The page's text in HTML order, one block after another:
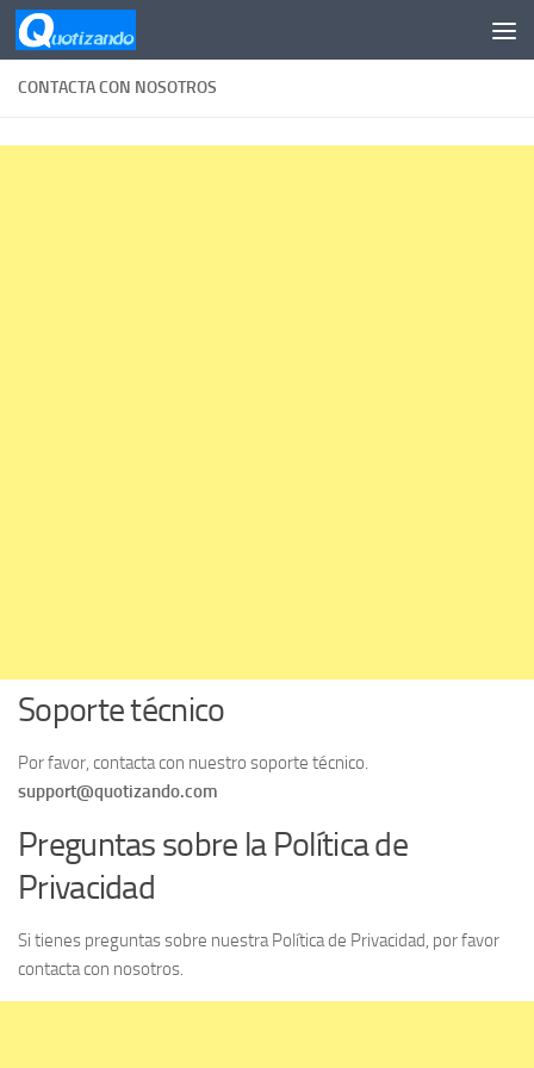
Saltar al contenido
CONTACTA CON NOSOTROS
Soporte técnico
Por favor, contacta con nuestro soporte técnico.
support@quotizando.com
Preguntas sobre la Política de
Privacidad
Si tienes preguntas sobre nuestra Política de Privacidad, por favor
contacta con nosotros.